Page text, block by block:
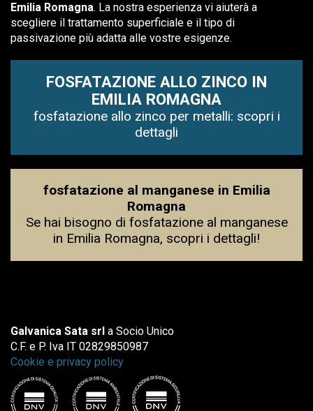
Emilia Romagna. La nostra esperienza vi aiuterà a
scegliere il trattamento superficiale e il tipo di
passivazione più adatta alle vostre esigenze.
FOSFATAZIONE ALLO ZINCO IN
EMILIA ROMAGNA
fosfatazione allo zinco per metalli: scopri i
dettagli
fosfatazione al manganese in Emilia
Romagna
Se hai bisogno di fosfatazione al manganese
in Emilia Romagna, scopri i dettagli!
Galvanica Sata srl a Socio Unico
C.F. e P. Iva IT 02829850987
Cookie e privacy policy